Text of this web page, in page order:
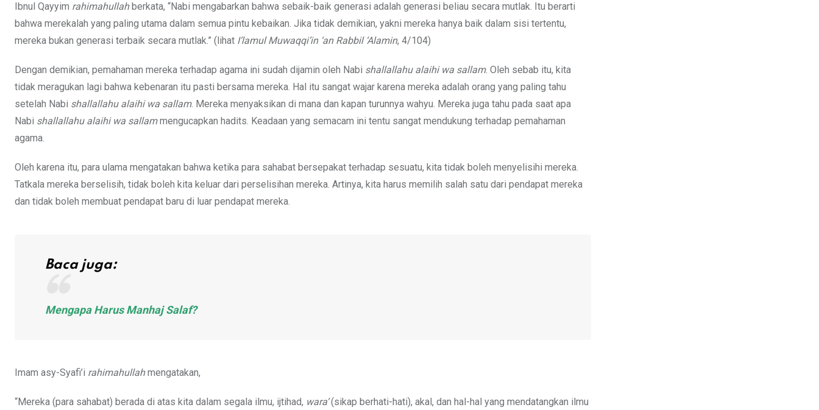
Ibnul Qayyim rahimahullahberkata, “Nabi mengabarkan bahwa sebaik-baik generasi adalah generasi beliau secara mutlak. Itu berarti
bahwa merekalah yang paling utama dalam semua pintu kebaikan. Jika tidak demikian, yakni mereka hanya baik dalam sisi tertentu,
mereka bukan generasi terbaik secara mutlak.” (lihat I’lamul Muwaqqi’in ‘an Rabbil ‘Alamin, 4/104)
Dengan demikian, pemahaman mereka terhadap agama ini sudah dijamin oleh Nabi shallallahu alaihi wa sallam. Oleh sebab itu, kita
tidak meragukan lagi bahwa kebenaran itu pasti bersama mereka. Hal itu sangat wajar karena mereka adalah orang yang paling tahu
setelah Nabi shallallahu alaihi wa sallam. Mereka menyaksikan di mana dan kapan turunnya wahyu. Mereka juga tahu pada saat apa
Nabi shallallahu alaihi wa sallammengucapkan hadits. Keadaan yang semacam ini tentu sangat mendukung terhadap pemahaman
agama.
Oleh karena itu, para ulama mengatakan bahwa ketika para sahabat bersepakat terhadap sesuatu, kita tidak boleh menyelisihi mereka.
Tatkala mereka berselisih, tidak boleh kita keluar dari perselisihan mereka. Artinya, kita harus memilih salah satu dari pendapat mereka
dan tidak boleh membuat pendapat baru di luar pendapat mereka.
Baca juga:
Mengapa Harus Manhaj Salaf?
Imam asy-Syafi’i rahimahullahmengatakan,
“Mereka (para sahabat) berada di atas kita dalam segala ilmu, ijtihad, wara’(sikap berhati-hati), akal, dan hal-hal yang mendatangkan ilmu